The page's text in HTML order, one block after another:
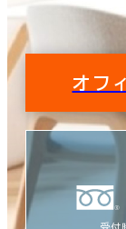
オフ
受付